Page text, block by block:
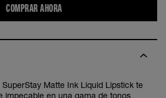
COMPRAR AHORA
Matte Ink Liquid Lipstick te
impecable en una gama de tonos